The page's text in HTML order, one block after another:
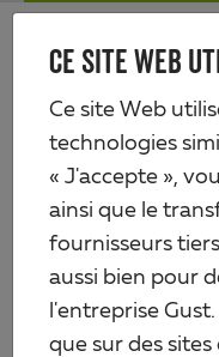
CE SITE WEB
Ce site Web
technologies
« J'accepte »,
ainsi que le
fournisseurs
aussi bien pour
l'entreprise
que sur des
Skip
content
Alberts
Produits Quincaillerie
Ancre sur platine pour